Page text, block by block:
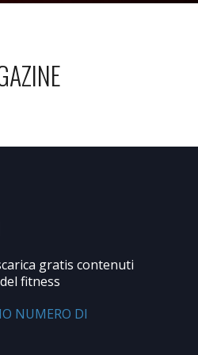
gratis contenuti
fitness
NUMERO DI